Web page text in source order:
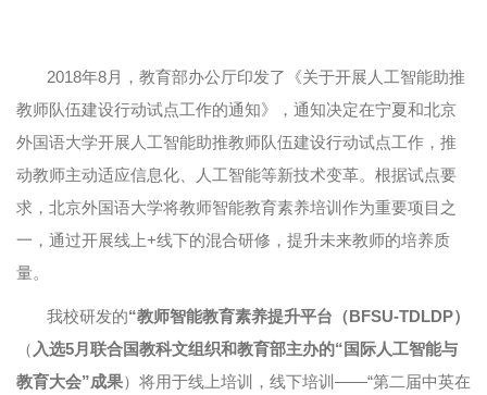
2018年8月，教育部办公厅印发了《关于开展人工智能助推
教师队伍建设行动试点工作的通知》，通知决定在宁夏和北京
外国语大学开展人工智能助推教师队伍建设行动试点工作，推
动教师主动适应信息化、人工智能等新技术变革。根据试点要
求，北京外国语大学将教师智能教育素养培训作为重要项目之
一，通过开展线上+线下的混合研修，提升未来教师的培养质
量。
我校研发的“教师智能教育素养提升平台（BFSU-TDLDP）
（ 入选5月联合国教科文组织和教育部主办的“国际人工智能与
教育大会”成果）将用于线上培训，线下培训——“第二届中英在